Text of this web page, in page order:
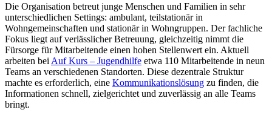
Die Organisation betreut junge Menschen und Familien in sehr
unterschiedlichen Settings: ambulant, teilstationär in
Wohngemeinschaften und stationär in Wohngruppen. Der fachliche
Fokus liegt auf verlässlicher Betreuung, gleichzeitig nimmt die
Fürsorge für Mitarbeitende einen hohen Stellenwert ein. Aktuell
arbeiten bei Auf Kurs – Jugendhilfe etwa 110 Mitarbeitende in neun
Teams an verschiedenen Standorten. Diese dezentrale Struktur
machte es erforderlich, eine Kommunikationslösung zu finden, die
Informationen schnell, zielgerichtet und zuverlässig an alle Teams
bringt.